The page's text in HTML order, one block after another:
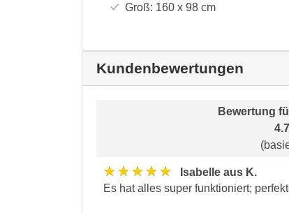
Groß: 160 x 98cm
Kundenbewertungen
Bewertung
★★★★★
Isabelle aus K.
Es hat alles super funktioniert;